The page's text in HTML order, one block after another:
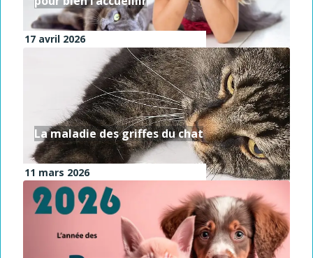
17 avril 2026
La maladie des griffes du chat
11 mars 2026